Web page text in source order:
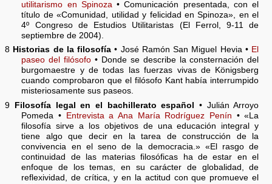
utilitarismo en Spinoza • Comunicación presentada, con el
título de «Comunidad, utilidad y felicidad en Spinoza», en el
4º Congreso de Estudios Utilitaristas (El Ferrol, 9-11 de
septiembre de 2004).
8 Historias de la filosofía • José Ramón San Miguel Hevia • El
paseo del filósofo • Donde se describe la consternación del
burgomaestre y de todas las fuerzas vivas de Königsberg
cuando comprobaron que el filósofo Kant había interrumpido
misteriosamente sus paseos.
9
Filosofía legal en el bachillerato español
• Julián Arroyo
Pomeda •
Entrevista a Ana María Rodríguez Penín • «La
filosofía sirve a los objetivos de una educación integral y
tiene algo que decir en la tarea de construcción de la
convivencia en el seno de la democracia.» «El rasgo de
continuidad de las materias filosóficas ha de estar en el
enfoque de los temas, en su carácter de globalidad, de
reflexividad, de crítica, y en la actitud con que promueve el